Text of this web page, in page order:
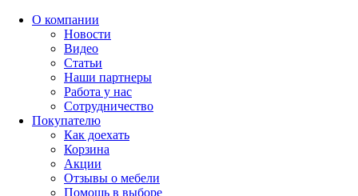
О компании
Новости
Видео
Статьи
Наши партнеры
Работа у нас
Сотрудничество
Покупателю
Как доехать
Корзина
Акции
Отзывы о мебели
Помощь в выборе